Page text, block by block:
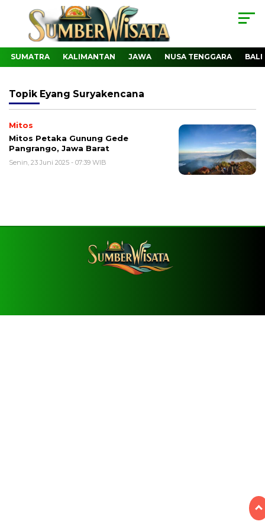
SUMATRA KALIMANTAN JAWA NUSA TENGGARA BALI
Topik Eyang Suryakencana
Mitos
Mitos Petaka Gunung Gede
Pangrango, Jawa Barat
Senin, 23 Juni 2025 - 07:39 WIB